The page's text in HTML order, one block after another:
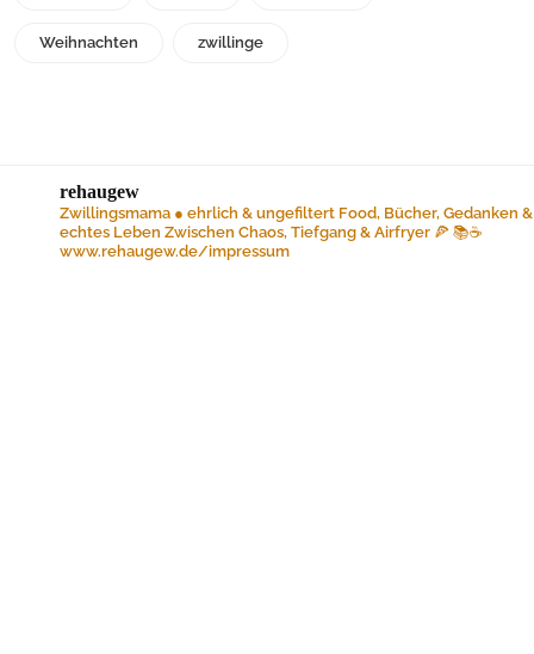
Weihnachten zwillinge
rehaugew
Zwillingsmama ● ehrlich & ungefiltert Food, Bücher, Gedanken &
echtes Leben Zwischen Chaos, Tiefgang & Airfryer 🍕 📚☕️
www.rehaugew.de/impressum